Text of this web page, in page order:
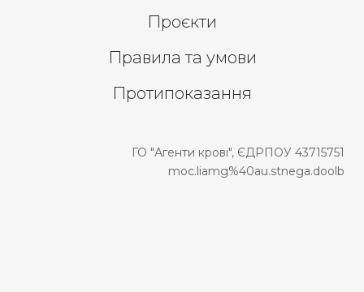
Проєкти
Правила та умови
Протипоказання
ГО "Агенти крові", ЄДРПОУ 43715751
moc.liamg%40au.stnega.doolb